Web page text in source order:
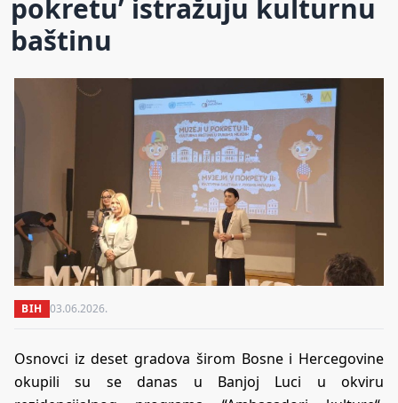
pokretu’ istražuju kulturnu
baštinu
BIH 03.06.2026.
Osnovci iz deset gradova širom Bosne i Hercegovine
okupili su se danas u Banjoj Luci u okviru